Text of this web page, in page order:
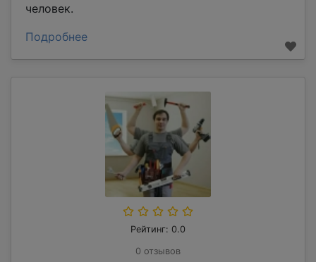
человек.
Подробнее
Рейтинг: 0.0
0 отзывов